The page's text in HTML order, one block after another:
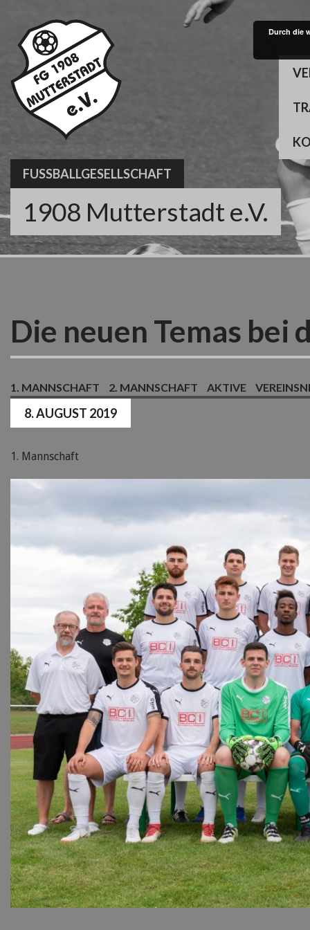
content
FUSSBALLGESELLSCHAFT
1908 Mutterstadt e.V.
Die neuen Temas bei
1. MANNSCHAFT 2. MANNSCHAFT AKTIVE
8. AUGUST 2019
1. Mannschaft
Durch die